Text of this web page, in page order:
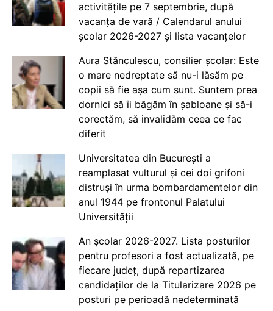
activitățile pe 7 septembrie, după
vacanța de vară / Calendarul anului
școlar 2026-2027 și lista vacanțelor
Aura Stănculescu, consilier școlar: Este
o mare nedreptate să nu-i lăsăm pe
copii să fie așa cum sunt. Suntem prea
dornici să îi băgăm în șabloane și să-i
corectăm, să invalidăm ceea ce fac
diferit
Universitatea din București a
reamplasat vulturul și cei doi grifoni
distruși în urma bombardamentelor din
anul 1944 pe frontonul Palatului
Universității
An școlar 2026-2027. Lista posturilor
pentru profesori a fost actualizată, pe
fiecare județ, după repartizarea
candidaților de la Titularizare 2026 pe
posturi pe perioadă nedeterminată